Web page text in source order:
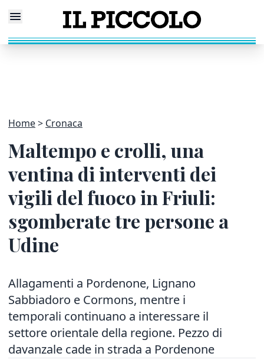
Home Cronaca
Maltempo e crolli, una
ventina di interventi dei
vigili del fuoco in Friuli:
sgomberate tre persone a
Udine
Allagamenti a Pordenone, Lignano
Sabbiadoro e Cormons, mentre i
temporali continuano a interessare il
settore orientale della regione. Pezzo di
davanzale cade in strada a Pordenone